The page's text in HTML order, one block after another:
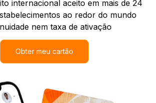
internacional aceito em mais de 24
ao redor do mundo
nem taxa de ativação
Obter meu cartão